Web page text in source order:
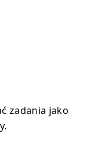
zadania jako